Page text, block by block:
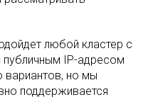
любой кластер с
публичным IP-адресом
вариантов, но мы
поддерживается